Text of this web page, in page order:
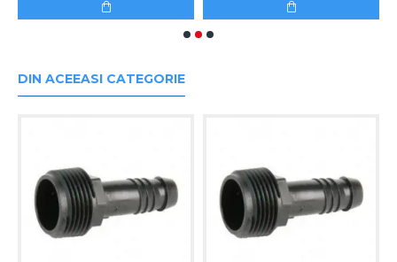
DIN ACEEASI CATEGORIE